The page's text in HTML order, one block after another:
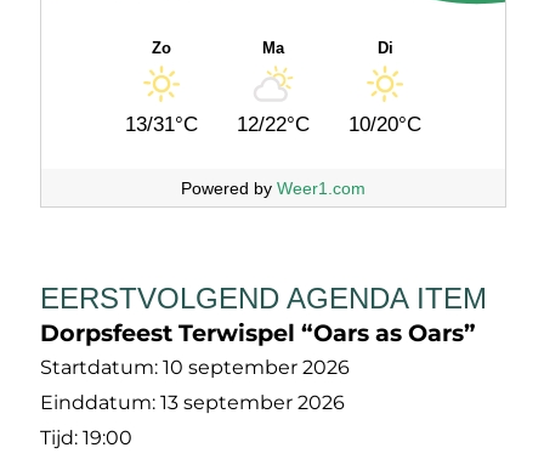
Zo
13/31°C
Ma
12/22°C
Di
10/20°C
Powered by Weer1.com
EERSTVOLGEND AGENDA ITEM
Dorpsfeest Terwispel “Oars as Oars”
Startdatum: 10 september 2026
Einddatum: 13 september 2026
Tijd: 19:00